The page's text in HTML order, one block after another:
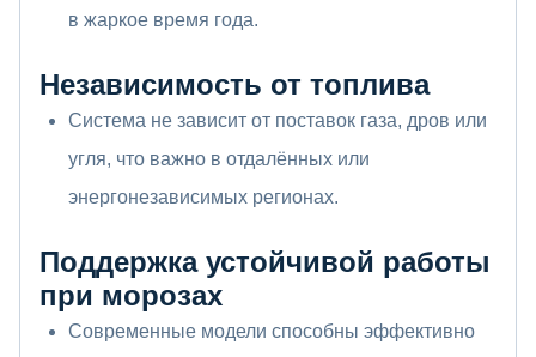
в жаркое время года.
Независимость от топлива
Система не зависит от поставок газа, дров или
угля, что важно в отдалённых или
энергонезависимых регионах.
Поддержка устойчивой работы
при морозах
Современные модели способны эффективно